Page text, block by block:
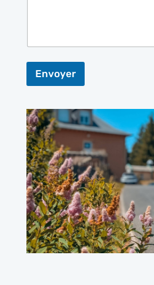
Envoyer